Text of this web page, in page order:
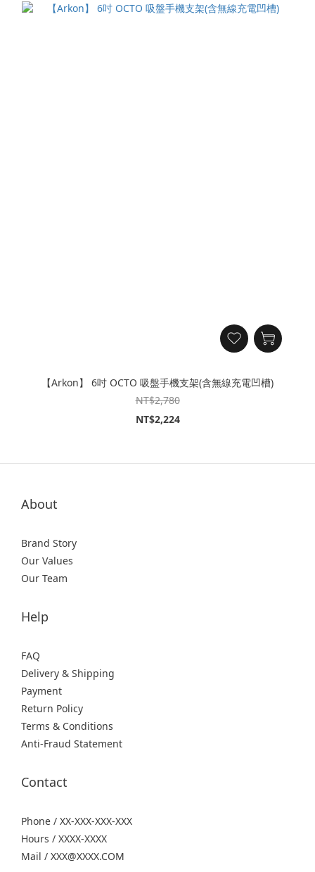
【Arkon】 6吋 OCTO 吸盤手機支架(含無線充電凹槽)
NT$2,780
NT$2,224
About
Brand Story
Our Values
Our Team
Help
FAQ
Delivery & Shipping
Payment
Return Policy
Terms & Conditions
Anti-Fraud Statement
Contact
Phone / XX-XXX-XXX-XXX
Hours / XXXX-XXXX
Mail / XXX@XXXX.COM